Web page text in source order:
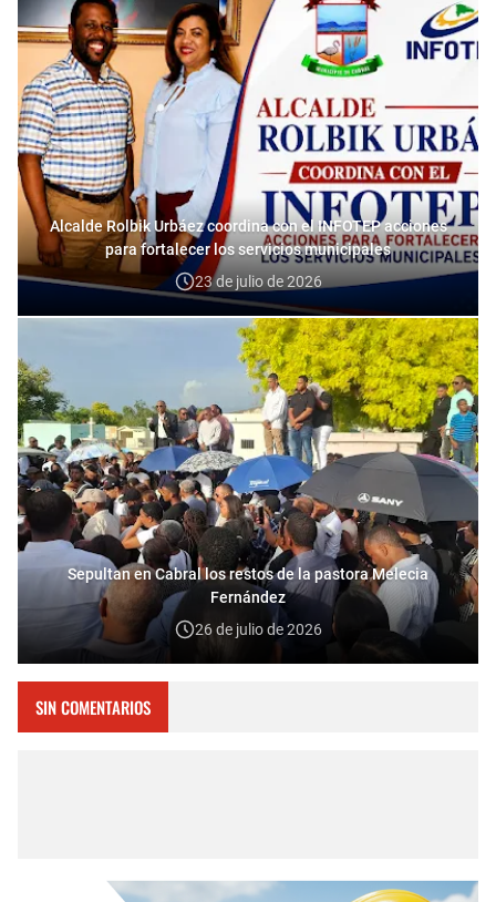
Alcalde Rolbik Urbáez coordina con el INFOTEP acciones
para fortalecer los servicios municipales
23 de julio de 2026
Sepultan en Cabral los restos de la pastora Melecia
Fernández
26 de julio de 2026
SIN COMENTARIOS